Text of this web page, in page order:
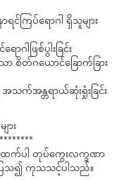
င်ကြပ်ရောဂါ ရှိသူများ
ဂါဖြစ်ပွါးခြင်း
စိတ်ဂယောင်ခြောက်ခြား
သက်အန္တရာယ်ဆုံးရှုံးခြင်း
ား
အထက်ပါ တုပ်ကွေးလက္ခဏာ
ပြသ၍ ကုသသင့်ပါသည်။